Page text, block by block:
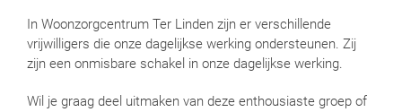
In Woonzorgcentrum Ter Linden zijn er verschillende
vrijwilligers die onze dagelijkse werking ondersteunen. Zij
zijn een onmisbare schakel in onze dagelijkse werking.
Wil je graag deel uitmaken van deze enthousiaste groep of